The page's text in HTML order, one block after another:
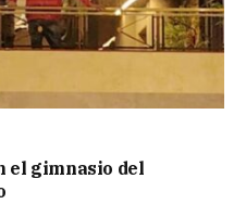
el gimnasio del